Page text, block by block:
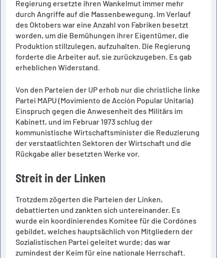
Regierung ersetzte ihren Wankelmut immer mehr
durch Angriffe auf die Massenbewegung. Im Verlauf
des Oktobers war eine Anzahl von Fabriken besetzt
worden, um die Bemühungen ihrer Eigentümer, die
Produktion stillzulegen, aufzuhalten. Die Regierung
forderte die Arbeiter auf, sie zurückzugeben. Es gab
erheblichen Widerstand.
Von den Parteien der UP erhob nur die christliche linke
Partei MAPU (Movimiento de Acción Popular Unitaria)
Einspruch gegen die Anwesenheit des Militärs im
Kabinett, und im Februar 1973 schlug der
kommunistische Wirtschaftsminister die Reduzierung
der verstaatlichten Sektoren der Wirtschaft und die
Rückgabe aller besetzten Werke vor.
Streit in der Linken
Trotzdem zögerten die Parteien der Linken,
debattierten und zankten sich untereinander. Es
wurde ein koordinierendes Komitee für die Cordónes
gebildet, welches hauptsächlich von Mitgliedern der
Sozialistischen Partei geleitet wurde; das war
zumindest der Keim für eine nationale Herrschaft.